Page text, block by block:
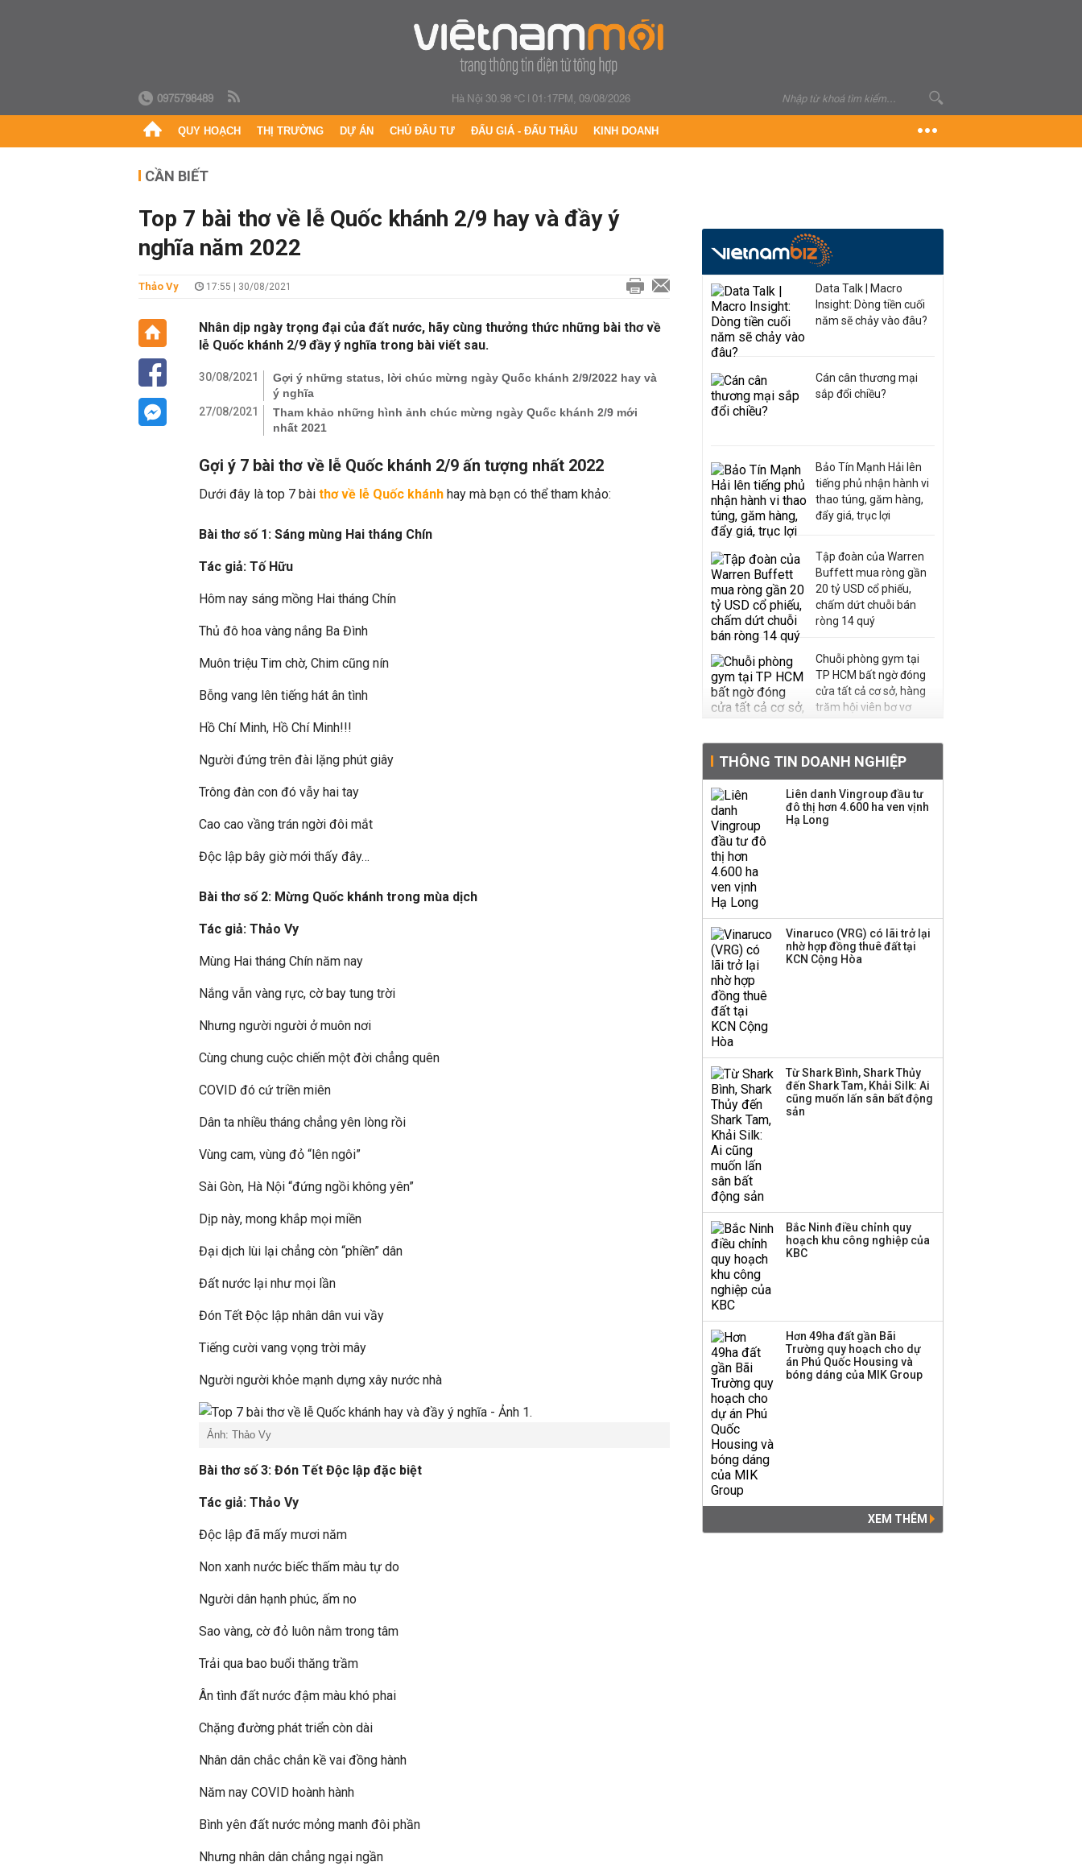
0975798489 Hà Nội 30.98 °C|01:17PM, 09/08/2026
QUY HOẠCH THỊ TRƯỜNG DỰ ÁN CHỦ ĐẦU TƯ ĐẤU GIÁ - ĐẤU THẦU KINH DOANH
CẦN BIẾT
Top 7 bài thơ về lễ Quốc khánh 2/9 hay và đầy ý
nghĩa năm 2022
Thảo Vy 17:55 | 30/08/2021
Nhân dịp ngày trọng đại của đất nước, hãy cùng thưởng thức những bài thơ về
lễ Quốc khánh 2/9 đầy ý nghĩa trong bài viết sau.
30/08/2021
Gợi ý những status, lời chúc mừng ngày Quốc khánh 2/9/2022 hay và
ý nghĩa
27/08/2021
Tham khảo những hình ảnh chúc mừng ngày Quốc khánh 2/9 mới
nhất 2021
Gợi ý 7 bài thơ về lễ Quốc khánh 2/9 ấn tượng nhất 2022
Dưới đây là top 7 bài thơ về lễ Quốc khánh hay mà bạn có thể tham khảo:
Bài thơ số 1: Sáng mùng Hai tháng Chín
Tác giả: Tố Hữu
Hôm nay sáng mồng Hai tháng Chín
Thủ đô hoa vàng nắng Ba Đình
Muôn triệu Tim chờ, Chim cũng nín
Bỗng vang lên tiếng hát ân tình
Hồ Chí Minh, Hồ Chí Minh!!!
Người đứng trên đài lặng phút giây
Trông đàn con đó vẫy hai tay
Cao cao vầng trán ngời đôi mắt
Độc lập bây giờ mới thấy đây…
Bài thơ số 2: Mừng Quốc khánh trong mùa dịch
Tác giả: Thảo Vy
Mùng Hai tháng Chín năm nay
Nắng vẫn vàng rực, cờ bay tung trời
Nhưng người người ở muôn nơi
Cùng chung cuộc chiến một đời chẳng quên
COVID đó cứ triền miên
Dân ta nhiều tháng chẳng yên lòng rồi
Vùng cam, vùng đỏ “lên ngôi”
Sài Gòn, Hà Nội “đứng ngồi không yên”
Dịp này, mong khắp mọi miền
Đại dịch lùi lại chẳng còn “phiền” dân
Đất nước lại như mọi lần
Đón Tết Độc lập nhân dân vui vầy
Tiếng cười vang vọng trời mây
Người người khỏe mạnh dựng xây nước nhà
Ảnh: Thảo Vy
Bài thơ số 3: Đón Tết Độc lập đặc biệt
Tác giả: Thảo Vy
Độc lập đã mấy mươi năm
Non xanh nước biếc thấm màu tự do
Người dân hạnh phúc, ấm no
Sao vàng, cờ đỏ luôn nằm trong tâm
Trải qua bao buổi thăng trầm
Ân tình đất nước đậm màu khó phai
Chặng đường phát triển còn dài
Nhân dân chắc chắn kề vai đồng hành
Năm nay COVID hoành hành
Bình yên đất nước mỏng manh đôi phần
Nhưng nhân dân chẳng ngại ngần
Data Talk | Macro
Insight: Dòng tiền cuối
năm sẽ chảy vào đâu?
Cán cân thương mại
sắp đổi chiều?
Bảo Tín Mạnh Hải lên
tiếng phủ nhận hành vi
thao túng, găm hàng,
đẩy giá, trục lợi
Tập đoàn của Warren
Buffett mua ròng gần
20 tỷ USD cổ phiếu,
chấm dứt chuỗi bán
ròng 14 quý
Chuỗi phòng gym tại
TP HCM bất ngờ đóng
cửa tất cả cơ sở, hàng
trăm hội viên bơ vơ
tiếng đứng sau tiệm
vàng Mi Hồng: Từ phụ
xe, sửa đồ điện tử cũ
đến gây dựng thương
hiệu hơn 35 năm tuổi
PNJ công bố thông tin
quyền tùy ý áp thuế
100% lên những đối tác
thương mại hàng đầu?
THÔNG TIN DOANH NGHIỆP
Liên danh Vingroup đầu tư
đô thị hơn 4.600 ha ven vịnh
Hạ Long
Vinaruco (VRG) có lãi trở lại
nhờ hợp đồng thuê đất tại
KCN Cộng Hòa
Từ Shark Bình, Shark Thủy
đến Shark Tam, Khải Silk: Ai
cũng muốn lấn sân bất động
sản
Bắc Ninh điều chỉnh quy
hoạch khu công nghiệp của
KBC
Hơn 49ha đất gần Bãi
Trường quy hoạch cho dự
án Phú Quốc Housing và
bóng dáng của MIK Group
XEM THÊM